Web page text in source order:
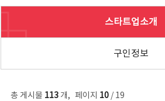
스타트업소개
구인정보
총 게시물 113개, 페이지 10/ 19